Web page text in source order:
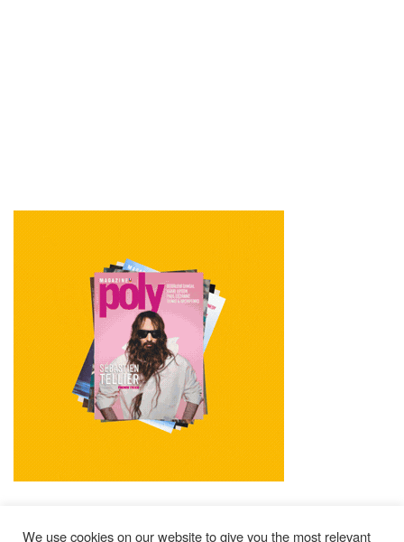
We use cookies on our website to give you the most relevant